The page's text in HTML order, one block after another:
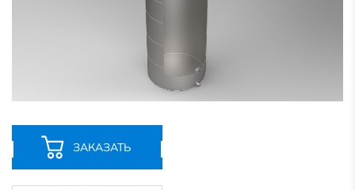
ЗАКАЗАТЬ